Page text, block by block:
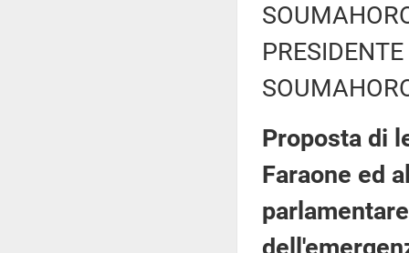
Proposta di
Faraone ed